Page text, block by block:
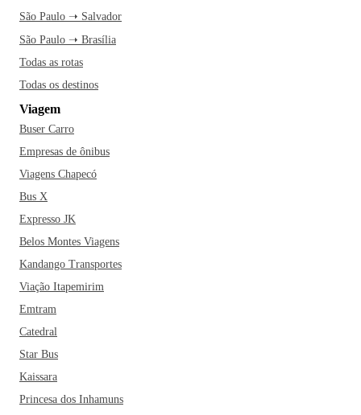
São Paulo ➝ Salvador
São Paulo ➝ Brasília
Todas as rotas
Todas os destinos
Viagem
Buser Carro
Empresas de ônibus
Viagens Chapecó
Bus X
Expresso JK
Belos Montes Viagens
Kandango Transportes
Viação Itapemirim
Emtram
Catedral
Star Bus
Kaissara
Princesa dos Inhamuns